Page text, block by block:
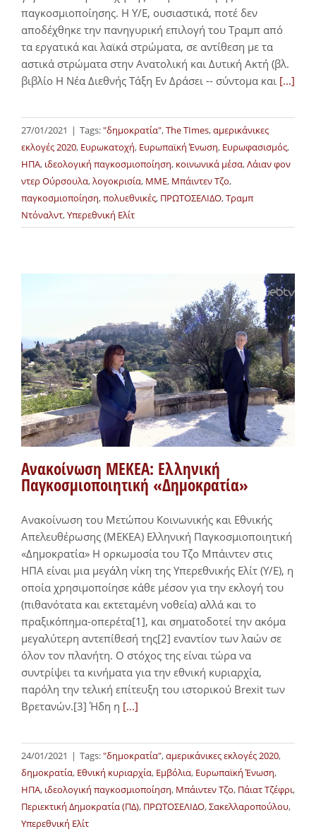
παγκοσμιοποίησης. Η Υ/Ε, ουσιαστικά, ποτέ δεν
αποδέχθηκε την πανηγυρική επιλογή του Τραμπ από
τα εργατικά και λαϊκά στρώματα, σε αντίθεση με τα
αστικά στρώματα στην Ανατολική και Δυτική Ακτή (βλ.
βιβλίο Η Νέα Διεθνής Τάξη Εν Δράσει -- σύντομα και [...]
27/01/2021 | Tags:"δημοκρατία",The TImes,αμερικάνικες
εκλογές 2020, Ευρωκατοχή, Ευρωπαϊκή Ένωση, Ευρωφασισμός,
ΗΠΑ, ιδεολογική παγκοσμιοποίηση, κοινωνικά μέσα,Λάιαν φον
ντερ Ούρσουλα,λογοκρισία, ΜΜΕ, Μπάιντεν Τζο,
παγκοσμιοποίηση,πολυεθνικές, ΠΡΩΤΟΣΕΛΙΔΟ,Τραμπ
Ντόναλντ,Υπερεθνική Ελίτ
Ανακοίνωση ΜΕΚΕΑ: Ελληνική
Παγκοσμιοποιητική «Δημοκρατία»
Ανακοίνωση του Μετώπου Κοινωνικής και Εθνικής
Απελευθέρωσης (ΜΕΚΕΑ) Ελληνική Παγκοσμιοποιητική
«Δημοκρατία» Η ορκωμοσία του Τζο Μπάιντεν στις
ΗΠΑ είναι μια μεγάλη νίκη της Υπερεθνικής Ελίτ (Υ/Ε), η
οποία χρησιμοποίησε κάθε μέσον για την εκλογή του
(πιθανότατα και εκτεταμένη νοθεία) αλλά και το
πραξικόπημα-οπερέτα[1], και σηματοδοτεί την ακόμα
μεγαλύτερη αντεπίθεσή της[2] εναντίον των λαών σε
όλον τον πλανήτη. Ο στόχος της είναι τώρα να
συντρίψει τα κινήματα για την εθνική κυριαρχία,
παρόλη την τελική επίτευξη του ιστορικού Brexit των
Βρετανών.[3] Ήδη η [...]
24/01/2021 | Tags:"δημοκρατία",αμερικάνικες εκλογές 2020,
δημοκρατία, Εθνική κυριαρχία, Εμβόλια, Ευρωπαϊκή Ένωση,
ΗΠΑ, ιδεολογική παγκοσμιοποίηση, Μπάιντεν Τζο, Πάιατ Τζέφρι,
Περιεκτική Δημοκρατία (ΠΔ), ΠΡΩΤΟΣΕΛΙΔΟ,Σακελλαροπούλου,
Υπερεθνική Ελίτ